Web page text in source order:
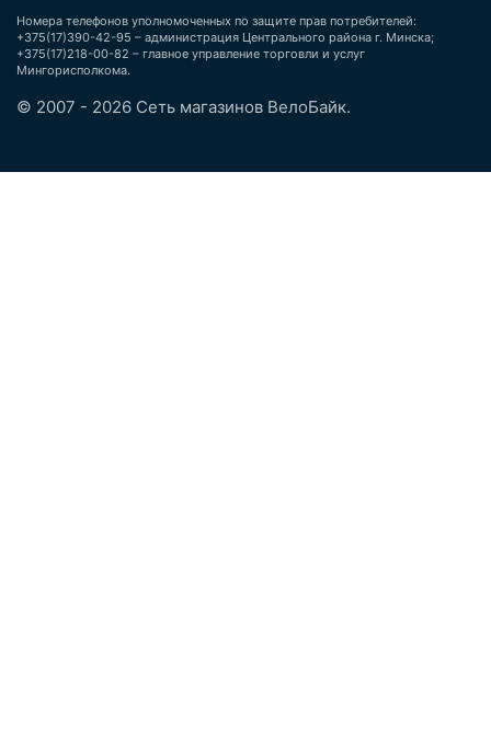
Номера телефонов уполномоченных по защите прав потребителей:
+375(17)390-42-95 – администрация Центрального района г. Минска;
+375(17)218-00-82 – главное управление торговли и услуг
Мингорисполкома.
© 2007 - 2026 Сеть магазинов ВелоБайк.